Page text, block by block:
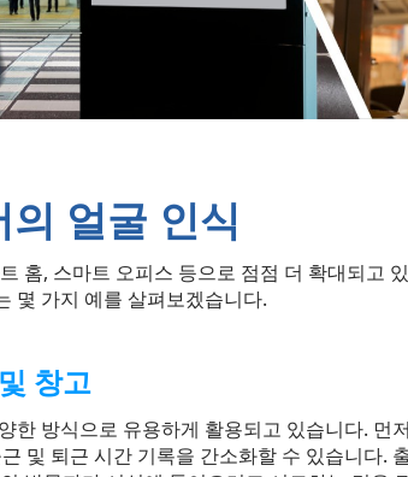
얼굴 인식
홈, 스마트 오피스 등으로 점점 더 확대되고
몇 가지 예를 살펴보겠습니다.
창고
한 방식으로 유용하게 활용되고 있습니다. 먼
및 퇴근 시간 기록을 간소화할 수 있습니다.